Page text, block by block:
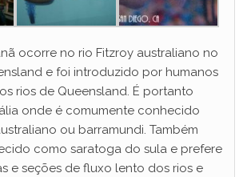
ocorre no rio Fitzroy australiano no
e foi introduzido por humanos
rios de Queensland. É portanto
onde é comumente conhecido
ou barramundi. Também
como saratoga do sula e prefere
e seções de fluxo lento dos rios e